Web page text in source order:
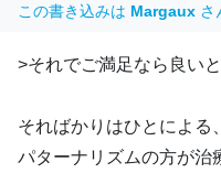
この書き込みは Margaux さ
>それでご満足なら良いと
そればかりはひとによる
パターナリズムの方が治